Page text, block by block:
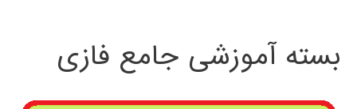
بسته آموزشی جامع فازی